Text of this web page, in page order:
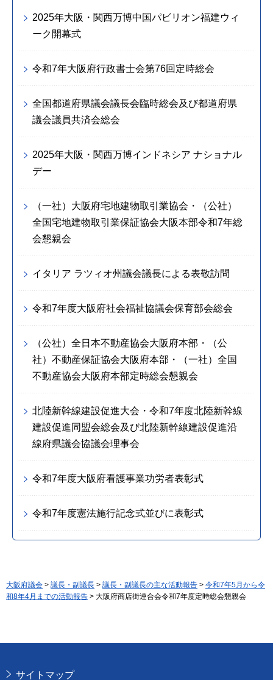
2025年大阪・関西万博中国パビリオン福建ウィ
ーク開幕式
令和7年大阪府行政書士会第76回定時総会
全国都道府県議会議長会臨時総会及び都道府県
議会議員共済会総会
2025年大阪・関西万博インドネシア ナショナル
デー
（一社）大阪府宅地建物取引業協会・（公社）
全国宅地建物取引業保証協会大阪本部令和7年総
会懇親会
イタリア ラツィオ州議会議長による表敬訪問
令和7年度大阪府社会福祉協議会保育部会総会
（公社）全日本不動産協会大阪府本部・（公
社）不動産保証協会大阪府本部・（一社）全国
不動産協会大阪府本部定時総会懇親会
北陸新幹線建設促進大会・令和7年度北陸新幹線
建設促進同盟会総会及び北陸新幹線建設促進沿
線府県議会協議会理事会
令和7年度大阪府看護事業功労者表彰式
令和7年度憲法施行記念式並びに表彰式
大阪府議会 > 議長・副議長 > 議長・副議長の主な活動報告 > 令和7年5月から令
和8年4月までの活動報告 > 大阪府商店街連合会令和7年度定時総会懇親会
サイトマップ